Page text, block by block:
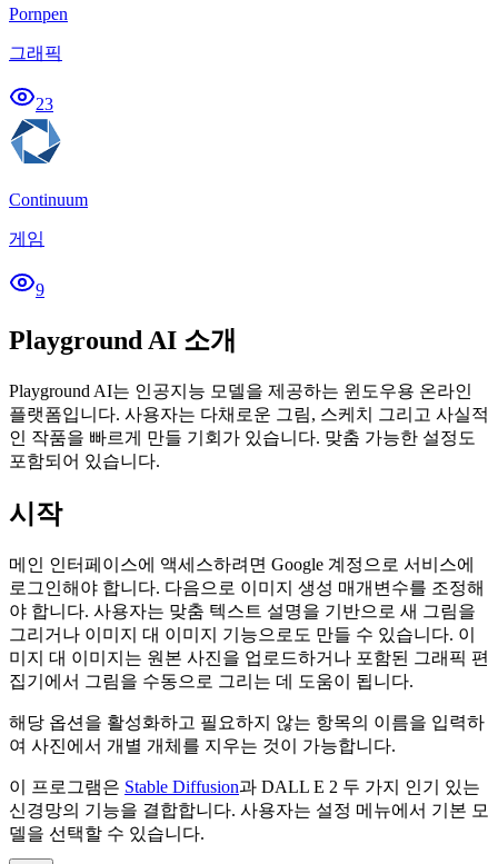
Pornpen
그래픽
23
Continuum
게임
9
Playground AI 소개
Playground AI는 인공지능 모델을 제공하는 윈도우용 온라인
플랫폼입니다. 사용자는 다채로운 그림, 스케치 그리고 사실적
인 작품을 빠르게 만들 기회가 있습니다. 맞춤 가능한 설정도
포함되어 있습니다.
시작
메인 인터페이스에 액세스하려면 Google 계정으로 서비스에
로그인해야 합니다. 다음으로 이미지 생성 매개변수를 조정해
야 합니다. 사용자는 맞춤 텍스트 설명을 기반으로 새 그림을
그리거나 이미지 대 이미지 기능으로도 만들 수 있습니다. 이
미지 대 이미지는 원본 사진을 업로드하거나 포함된 그래픽 편
집기에서 그림을 수동으로 그리는 데 도움이 됩니다.
해당 옵션을 활성화하고 필요하지 않는 항목의 이름을 입력하
여 사진에서 개별 개체를 지우는 것이 가능합니다.
이 프로그램은 Stable Diffusion과 DALL E 2 두 가지 인기 있는
신경망의 기능을 결합합니다. 사용자는 설정 메뉴에서 기본 모
델을 선택할 수 있습니다.